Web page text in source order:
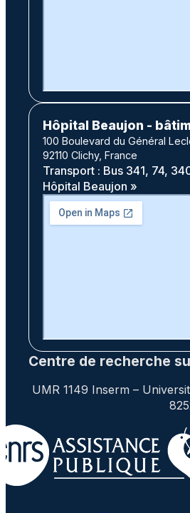
Hôpital Beaujon -
100 Boulevard du Général
92110 Clichy, France
Transport : Bus 341, 74,
Hôpital Beaujon »
Centre de recherche
UMR 1149 Inserm –